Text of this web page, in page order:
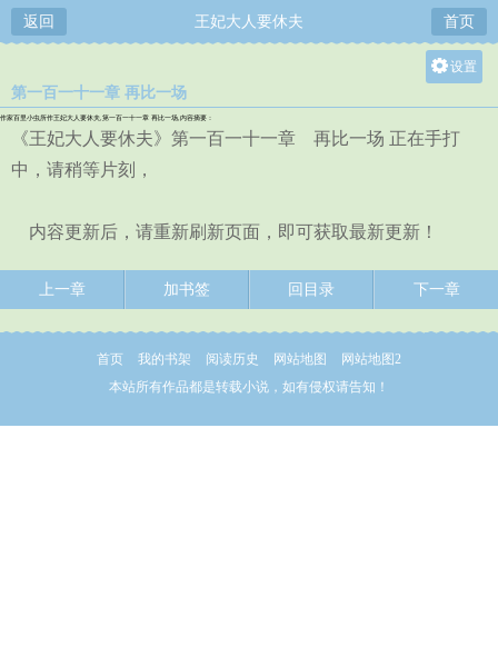
返回 王妃大人要休夫 首页
设置
大
第一百一十一章 再比一场
作家百里小虫所作王妃大人要休夫,第一百一十一章 再比一场,内容摘要：
《王妃大人要休夫》第一百一十一章 再比一场 正在手打
中，请稍等片刻，
内容更新后，请重新刷新页面，即可获取最新更新！
上一章 加书签 回目录 下一章
首页 我的书架 阅读历史 网站地图
网站地图2
本站所有作品都是转载小说，如有侵权请告知！